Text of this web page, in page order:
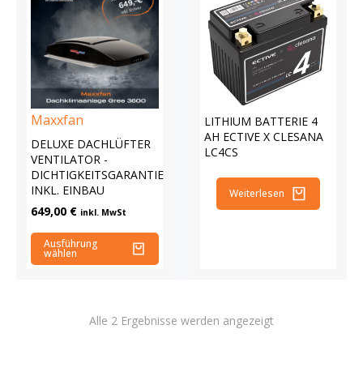
Maxxfan
DELUXE DACHLÜFTER
VENTILATOR -
DICHTIGKEITSGARANTIE
INKL. EINBAU
649,00 € inkl. MwSt
Ausführung
wählen
LITHIUM BATTERIE 4
AH ECTIVE X CLESANA
LC4CS
Weiterlesen
Alle 2 Ergebnisse werden angezeigt